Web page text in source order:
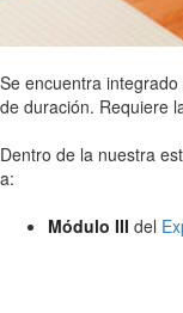
Se encuentra
de duración. Requiere
Dentro de la nuestra
a:
Módulo III del